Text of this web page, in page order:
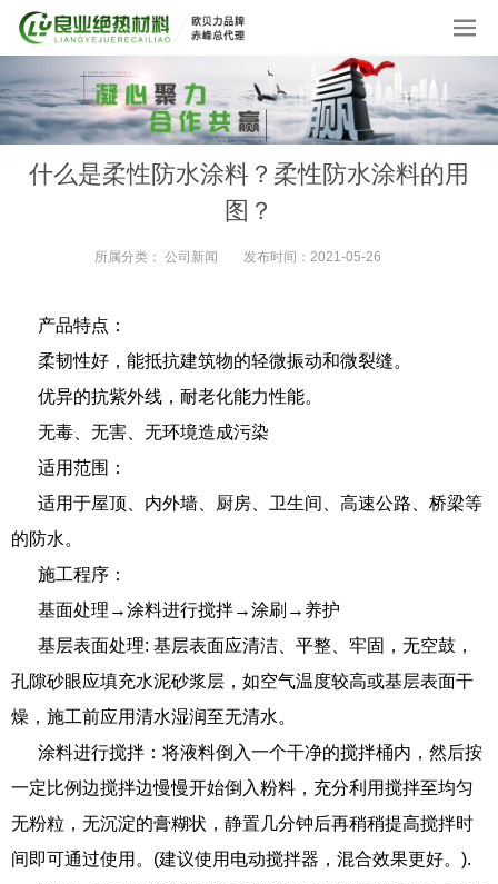
什么是柔性防水涂料？柔性防水涂料的用
图？
所属分类： 公司新闻 发布时间： 2021-05-26
产品特点：
​柔韧性好，能抵抗建筑物的轻微振动和微裂缝。
​优异的抗紫外线，耐老化能力性能。
​无毒、无害、无环境造成污染
​适用范围：
​适用于屋顶、内外墙、厨房、卫生间、高速公路、桥梁等
的防水。
​施工程序：
​基面处理→涂料进行搅拌→涂刷→养护
基层表面处理: 基层表面应清洁、平整、牢固，无空鼓，
孔隙砂眼应填充水泥砂浆层，如空气温度较高或基层表面干
燥，施工前应用清水湿润至无清水。
​涂料进行搅拌：将液料倒入一个干净的搅拌桶内，然后按
一定比例边搅拌边慢慢开始倒入粉料，充分利用搅拌至均匀
无粉粒，无沉淀的膏糊状，静置几分钟后再稍稍提高搅拌时
间即可通过使用。(建议使用电动搅拌器，混合效果更好。).